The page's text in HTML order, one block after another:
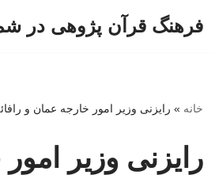
فرهنگ قرآن پژوهی در
خانه » رایزنی وزیر امور خارجه عمان و
رایزنی وزیر